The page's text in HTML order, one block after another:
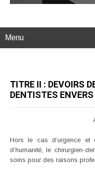
Menu
TITRE II : DEVOIRS
DENTISTES
Hors le cas d’urgence
d’humanité, le chirurgien-
soins pour des raisons